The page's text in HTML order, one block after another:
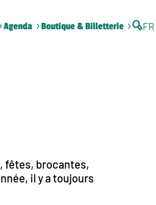
Agenda Boutique & Billetterie FR
fêtes, brocantes,
il y a toujours